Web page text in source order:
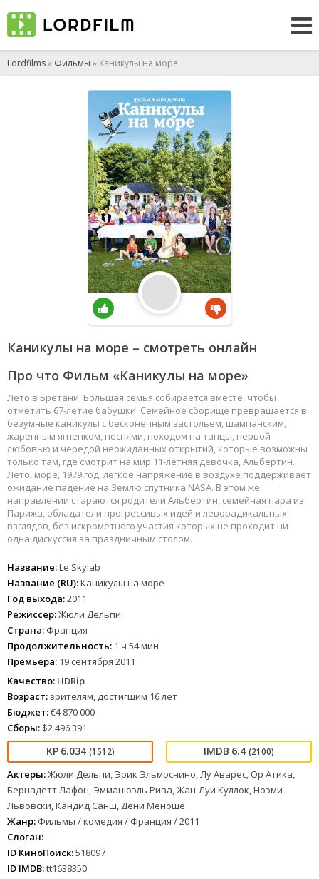
Lordfilms» Фильмы » Каникулы на море
Каникулы на море – смотреть онлайн
Про что Фильм «Каникулы на море»
Лето в Бретани. Большая семья собирается вместе, чтобы
отметить 67-летие бабушки. Семейное сборище превращается в
безумные каникулы с бесконечным застольем, шампанским,
жаренным ягненком, песнями, походом на танцы, первой
любовью и чередой неожиданных открытий, которые возможны
только там, где смотрит на мир 11-летняя девочка, Альбертин.
Лето, море, 1979 год, легкое напряжение в воздухе поддерживает
ожидание падение на Землю спутника NASA. В этом же
направлении стараются родители Альбертин, семейная пара из
Парижа, обладатели прогрессивых идей и леворадикальных
взглядов, без искрометного участия которых не проходит ни
одна дискуссия за праздничным столом.
Название:Le Skylab
Название (RU):Каникулы на море
Год выхода:2011
Режиссер:Жюли Дельпи
Страна: Франция
Продолжительность: 1 ч 54 мин
Премьера: 19 сентября 2011
Качество: HDRip
Возраст: зрителям, достигшим 16 лет
Бюджет:€4 870 000
Сборы: $2 496 391
6.034 (1512) 6.4 (2100)
Актеры:Жюли Дельпи, Эрик Эльмоснино, Лу Аварес, Ор Атика,
Бернадетт Лафон, Эмманюэль Рива, Жан-Луи Куллок, Ноэми
Львовски, Кандид Санш, Дени Меноше
Жанр: Фильмы / комедия / Франция / 2011
Слоган:-
ID КиноПоиск:518097
ID IMDB:tt1638350